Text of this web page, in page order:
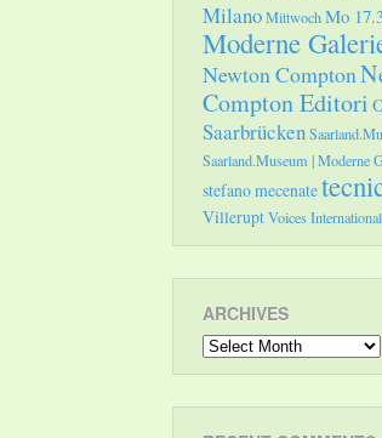
MilanoMittwochMo
Moderne
Newton Compton
Compton Editori
Saarbrücken
Saarland.Museum | Moderne
stefano mecenate
VilleruptVoices International
ARCHIVES
Archives